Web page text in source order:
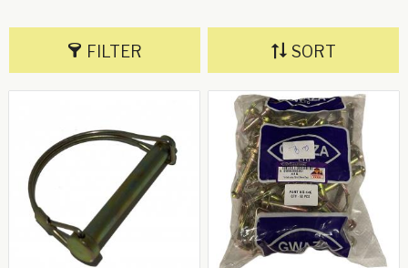
FILTER SORT